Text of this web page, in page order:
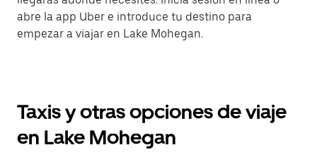
abre la app Uber e introduce tu destino para
empezar a viajar en Lake Mohegan.
Taxis y otras opciones de viaje
en Lake Mohegan